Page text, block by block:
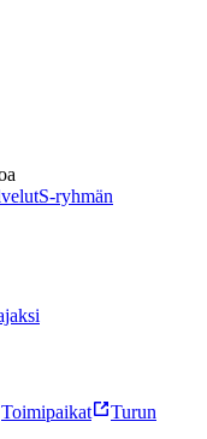
S-ryhmän
Toimipaikat
Turun